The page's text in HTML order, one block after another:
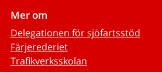
Mer om
Delegationen för sjöfartsstöd
Färjerederiet
Trafikverksskolan